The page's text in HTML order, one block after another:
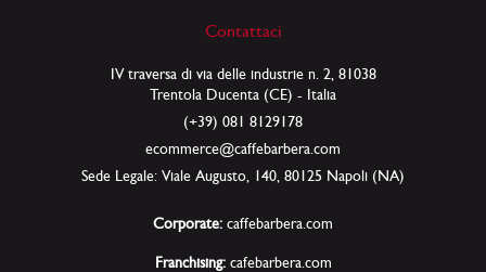
Contattaci
IV traversa di via delle industrie n. 2, 81038
Trentola Ducenta (CE) - Italia
(+39) 081 8129178
ecommerce@caffebarbera.com
Sede Legale: Viale Augusto, 140, 80125 Napoli (NA)
Corporate: caffebarbera.com
Franchising: cafebarbera.com